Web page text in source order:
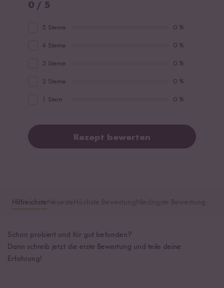
0 / 5
5 Sterne 0 %
4 Sterne 0 %
3 Sterne 0 %
2 Sterne 0 %
1 Stern 0 %
Rezept bewerten
Hilfreichste
Schon probiert und für gut befunden?
Dann schreib jetzt die erste Bewertung und teile deine
Erfahrung!